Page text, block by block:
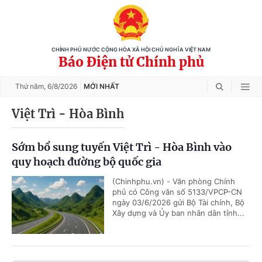
CHÍNH PHỦ NƯỚC CỘNG HÒA XÃ HỘI CHỦ NGHĨA VIỆT NAM
Báo Điện tử Chính phủ
Thứ năm, 6/8/2026 MỚI NHẤT
Việt Trì - Hòa Bình
Sớm bổ sung tuyến Việt Trì - Hòa Bình vào
quy hoạch đường bộ quốc gia
(Chinhphu.vn) - Văn phòng Chính
phủ có Công văn số 5133/VPCP-CN
ngày 03/6/2026 gửi Bộ Tài chính, Bộ
Xây dựng và Ủy ban nhân dân tỉnh...